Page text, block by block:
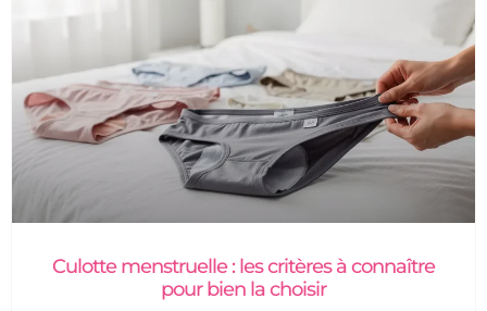
Culotte menstruelle : les critères à connaître
pour bien la choisir